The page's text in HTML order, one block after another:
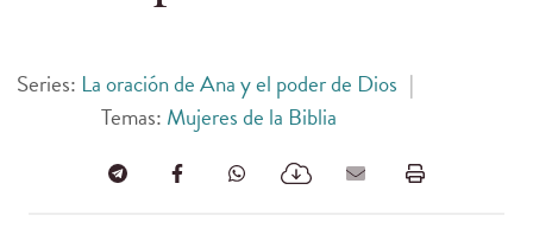
Series: La oración de Ana y el poder de Dios |
Temas: Mujeres de la Biblia